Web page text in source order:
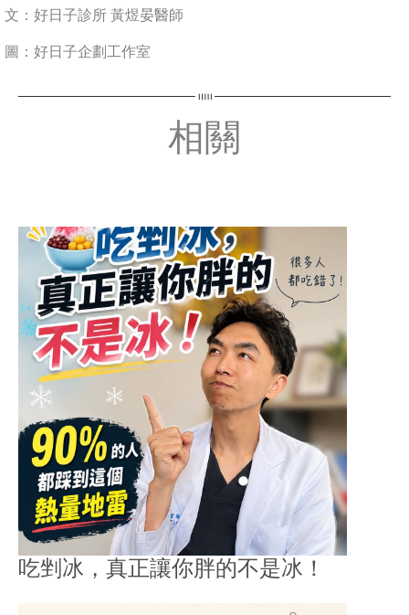
文：好日子診所 黃煜晏醫師
圖：好日子企劃工作室
相關
吃剉冰，真正讓你胖的不是冰！